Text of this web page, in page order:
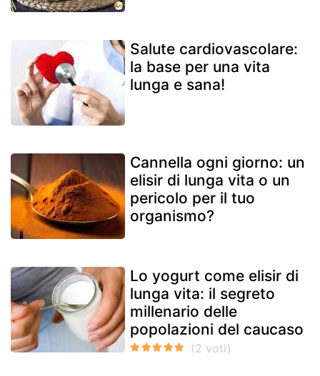
Salute cardiovascolare:
la base per una vita
lunga e sana!
Cannella ogni giorno: un
elisir di lunga vita o un
pericolo per il tuo
organismo?
Lo yogurt come elisir di
lunga vita: il segreto
millenario delle
popolazioni del caucaso